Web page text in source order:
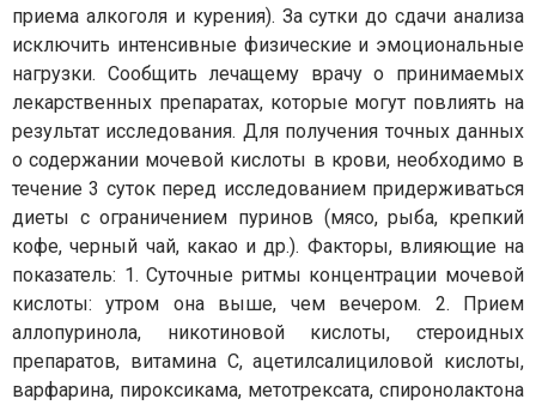
приема алкоголя и курения). За сутки до сдачи анализа
исключить интенсивные физические и эмоциональные
нагрузки. Сообщить лечащему врачу о принимаемых
лекарственных препаратах, которые могут повлиять на
результат исследования. Для получения точных данных
о содержании мочевой кислоты в крови, необходимо в
течение 3 суток перед исследованием придерживаться
диеты с ограничением пуринов (мясо, рыба, крепкий
кофе, черный чай, какао и др.). Факторы, влияющие на
показатель: 1. Суточные ритмы концентрации мочевой
кислоты: утром она выше, чем вечером. 2. Прием
аллопуринола, никотиновой кислоты, стероидных
препаратов, витамина С, ацетилсалициловой кислоты,
варфарина, пироксикама, метотрексата, спиронолактона